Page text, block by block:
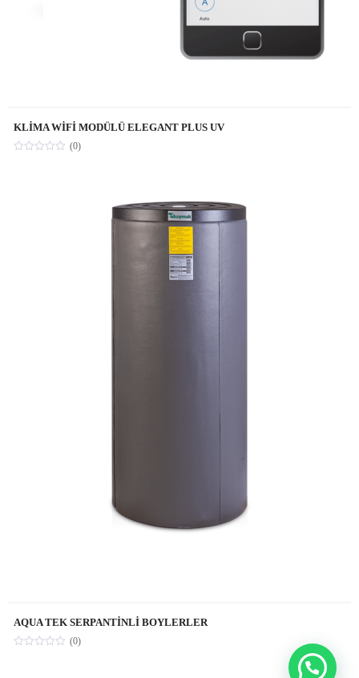
KLİMA WİFİ MODÜLÜ ELEGANT PLUS UV
(0)
AQUA TEK SERPANTİNLİ BOYLERLER
(0)